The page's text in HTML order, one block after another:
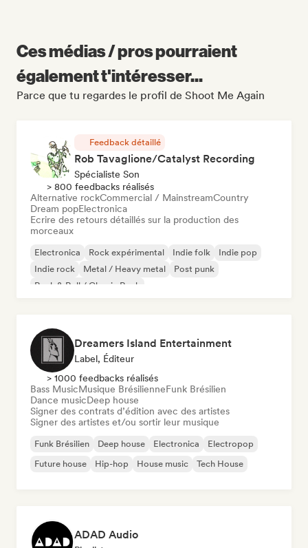
Ces médias / pros pourraient
également t'intéresser...
Parce que tu regardes le profil de Shoot Me Again
Feedback détaillé
Rob Tavaglione/Catalyst Recording
Spécialiste Son
> 800 feedbacks réalisés
Alternative rockCommercial / MainstreamCountry
Dream popElectronica
Ecrire des retours détaillés sur la production des
morceaux
Electronica Rock expérimental Indie folk
Indie pop
Indie rock
Metal / Heavy metal
Post punk
Rock & Roll / Classic Rock
Dreamers Island Entertainment
Label, Éditeur
> 1000 feedbacks réalisés
Bass MusicMusique BrésilienneFunk Brésilien
Dance musicDeep house
Signer des contrats d’édition avec des artistes
Signer des artistes et/ou sortir leur musique
Funk Brésilien Deep house Electronica
Electropop
Future house
Hip-hop House music Tech House
ADAD Audio